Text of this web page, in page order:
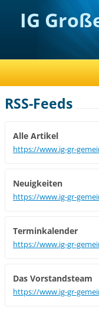
IG
RSS-Feeds
Alle Artikel
https://www.ig-gr-
Neuigkeiten
https://www.ig-gr-
Terminkalender
https://www.ig-gr-
Das Vorstandsteam
https://www.ig-gr-